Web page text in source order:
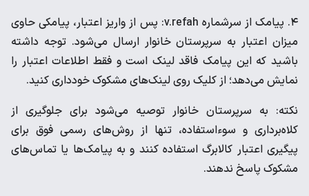
۴. پیامک از سرشماره v.refah: پس از واریز اعتبار، پیامکی حاوی
میزان اعتبار به سرپرستان خانوار ارسال می‌شود. توجه داشته
باشید که این پیامک فاقد لینک است و فقط اطلاعات اعتبار را
نمایش می‌دهد؛ از کلیک روی لینک‌های مشکوک خودداری کنید.
نکته: به سرپرستان خانوار توصیه می‌شود برای جلوگیری از
کلاه‌برداری و سوءاستفاده، تنها از روش‌های رسمی فوق برای
پیگیری اعتبار کالابرگ استفاده کنند و به پیامک‌ها یا تماس‌های
مشکوک پاسخ ندهند.